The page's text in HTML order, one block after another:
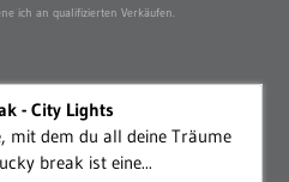
ich an qualifizierten Verkäufen.
- City Lights
mit dem du all deine Träume
break ist eine...